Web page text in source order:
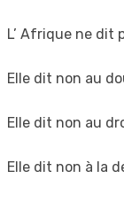
L’ Afrique ne dit
Elle dit non au
Elle dit non au
Elle dit non à la